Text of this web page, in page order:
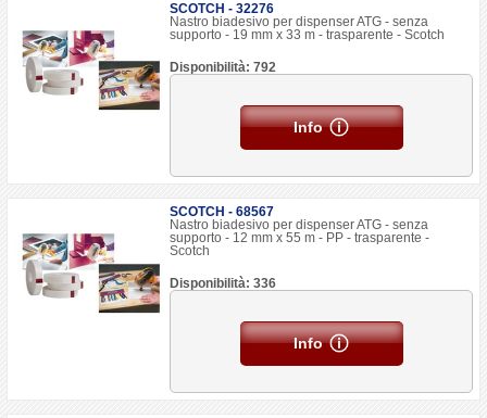
SCOTCH - 32276
Nastro biadesivo per dispenser ATG - senza
supporto - 19 mm x 33 m - trasparente - Scotch
Disponibilità: 792
Info
SCOTCH - 68567
Nastro biadesivo per dispenser ATG - senza
supporto - 12 mm x 55 m - PP - trasparente -
Scotch
Disponibilità: 336
Info